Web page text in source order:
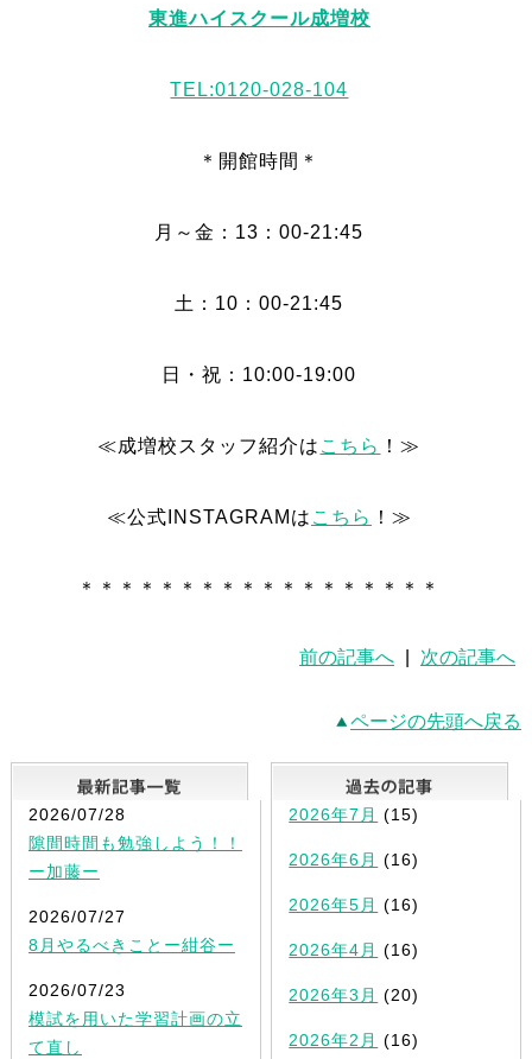
東進ハイスクール成増校
TEL:0120-028-104
＊開館時間＊
月～金：13：00-21:45
土：10：00-21:45
日・祝：10:00-19:00
≪成増校スタッフ紹介は こちら ！≫
≪公式INSTAGRAMは こちら ！≫
＊＊＊＊＊＊＊＊＊＊＊＊＊＊＊＊＊＊
前の記事へ 次の記事へ
ページの先頭へ戻る
最新記事一覧
2026/07/28
隙間時間も勉強しよう！！
ー加藤ー
2026/07/27
8月やるべきことー紺谷ー
2026/07/23
模試を用いた学習計画の立
て直し
2026年7月 (15)
2026年6月 (16)
2026年5月 (16)
2026年4月 (16)
2026年3月 (20)
2026年2月 (16)